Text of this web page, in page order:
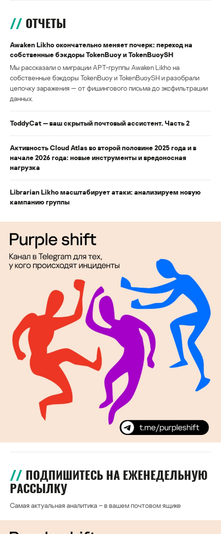
ОТЧЕТЫ
Awaken Likho окончательно меняет почерк: переход на
собственные бэкдоры TokenBuoy и TokenBuoySH
Мы рассказали о миграции APT-группы Awaken Likho на
собственные бэкдоры TokenBuoy и TokenBuoySH и разобрали
цепочку заражения — от фишингового письма до эксфильтрации
данных.
ToddyCat — ваш скрытый почтовый ассистент. Часть 2
Активность Cloud Atlas во второй половине 2025 года и в
начале 2026 года: новые инструменты и вредоносная
нагрузка
Librarian Likho масштабирует атаки: анализируем новую
кампанию группы
ПОДПИШИТЕСЬ НА ЕЖЕНЕДЕЛЬНУЮ
РАССЫЛКУ
Самая актуальная аналитика – в вашем почтовом ящике